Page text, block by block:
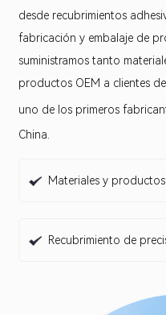
desde recubrimientos
fabricación y embalaje de
suministramos tanto
productos OEM a clientes
uno de los primeros
China.
Materiales y
Recubrimiento de